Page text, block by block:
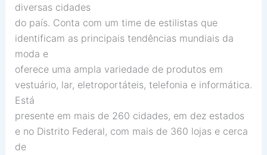
diversas cidades
do país. Conta com um time de estilistas que
identificam as principais tendências mundiais da
moda e
oferece uma ampla variedade de produtos em
vestuário, lar, eletroportáteis, telefonia e informática.
Está
presente em mais de 260 cidades, em dez estados
e no Distrito Federal, com mais de 360 lojas e cerca
de